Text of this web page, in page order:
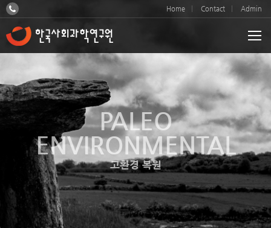
Home Contact Admin
PALEO
ENVIRONMENTAL
고환경 복원